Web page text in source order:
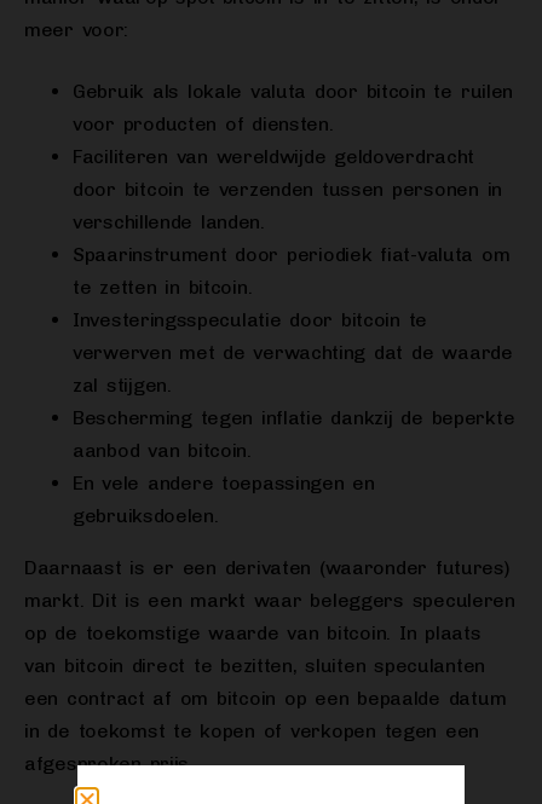
meer voor:
Gebruik als lokale valuta door bitcoin te ruilen
voor producten of diensten.
Faciliteren van wereldwijde geldoverdracht
door bitcoin te verzenden tussen personen in
verschillende landen.
Spaarinstrument door periodiek fiat-valuta om
te zetten in bitcoin.
Investeringsspeculatie door bitcoin te
verwerven met de verwachting dat de waarde
zal stijgen.
Bescherming tegen inflatie dankzij de beperkte
aanbod van bitcoin.
En vele andere toepassingen en
gebruiksdoelen.
Daarnaast is er een derivaten (waaronder futures)
markt. Dit is een markt waar beleggers speculeren
op de toekomstige waarde van bitcoin. In plaats
van bitcoin direct te bezitten, sluiten speculanten
een contract af om bitcoin op een bepaalde datum
in de toekomst te kopen of verkopen tegen een
afgesproken prijs.